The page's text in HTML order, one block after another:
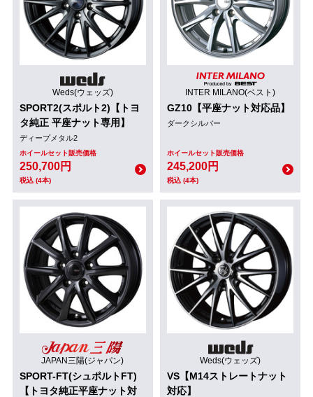
Weds(ウェッズ)
SPORT2(スポルト2)【トヨ
タ純正 平座ナット専用】
ディープメタル2
ホイールセット販売価格
250,700円
税込 (4本)
INTER MILANO(ベスト)
GZ10【平座ナット対応品】
ダークシルバー
ホイールセット販売価格
245,200円
税込 (4本)
JAPAN三陽(ジャパン)
SPORT-FT(シュポルトFT)
【トヨタ純正平座ナット対
Weds(ウェッズ)
VS【M14ストレートナット
対応】